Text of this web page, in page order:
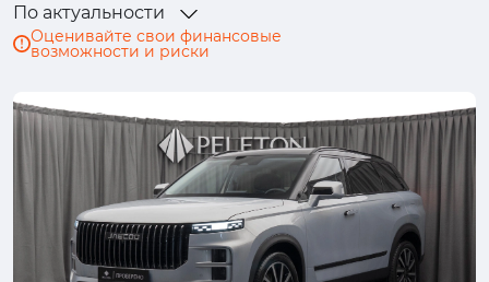
Hyundai
Infiniti
Land Rover
LiXiang Lynk & Co
Mazda
Mercedes-Benz
MINI Mitsubishi
Omoda
Opel Peugeot
Porsche
Ram
Renault Skoda
Solaris
По актуальности
Оценивайте свои финансовые
возможности и риски